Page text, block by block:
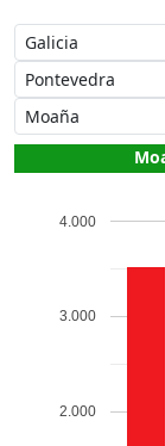
2.000
3.000
4.000